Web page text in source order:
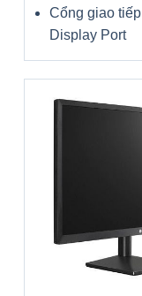
Cổng giao
Display Port